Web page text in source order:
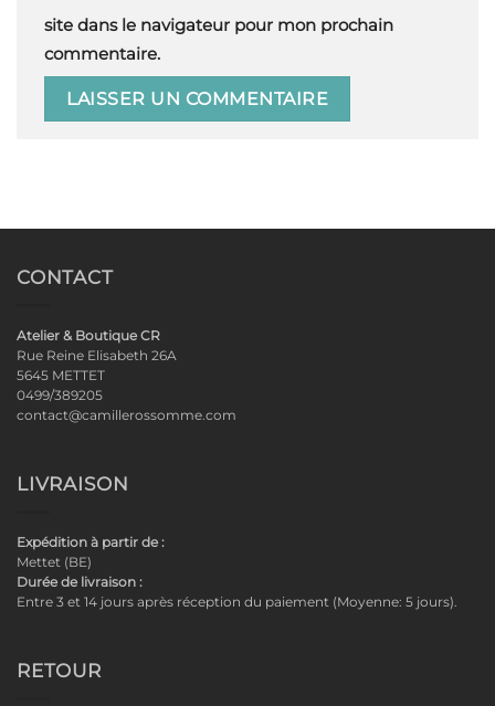
site dans le navigateur pour mon prochain
commentaire.
CONTACT
Atelier & Boutique CR
Rue Reine Elisabeth 26A
5645 METTET
0499/389205
contact@camillerossomme.com
LIVRAISON
Expédition à partir de :
Mettet (BE)
Durée de livraison :
Entre 3 et 14 jours après réception du paiement (Moyenne: 5 jours).
RETOUR